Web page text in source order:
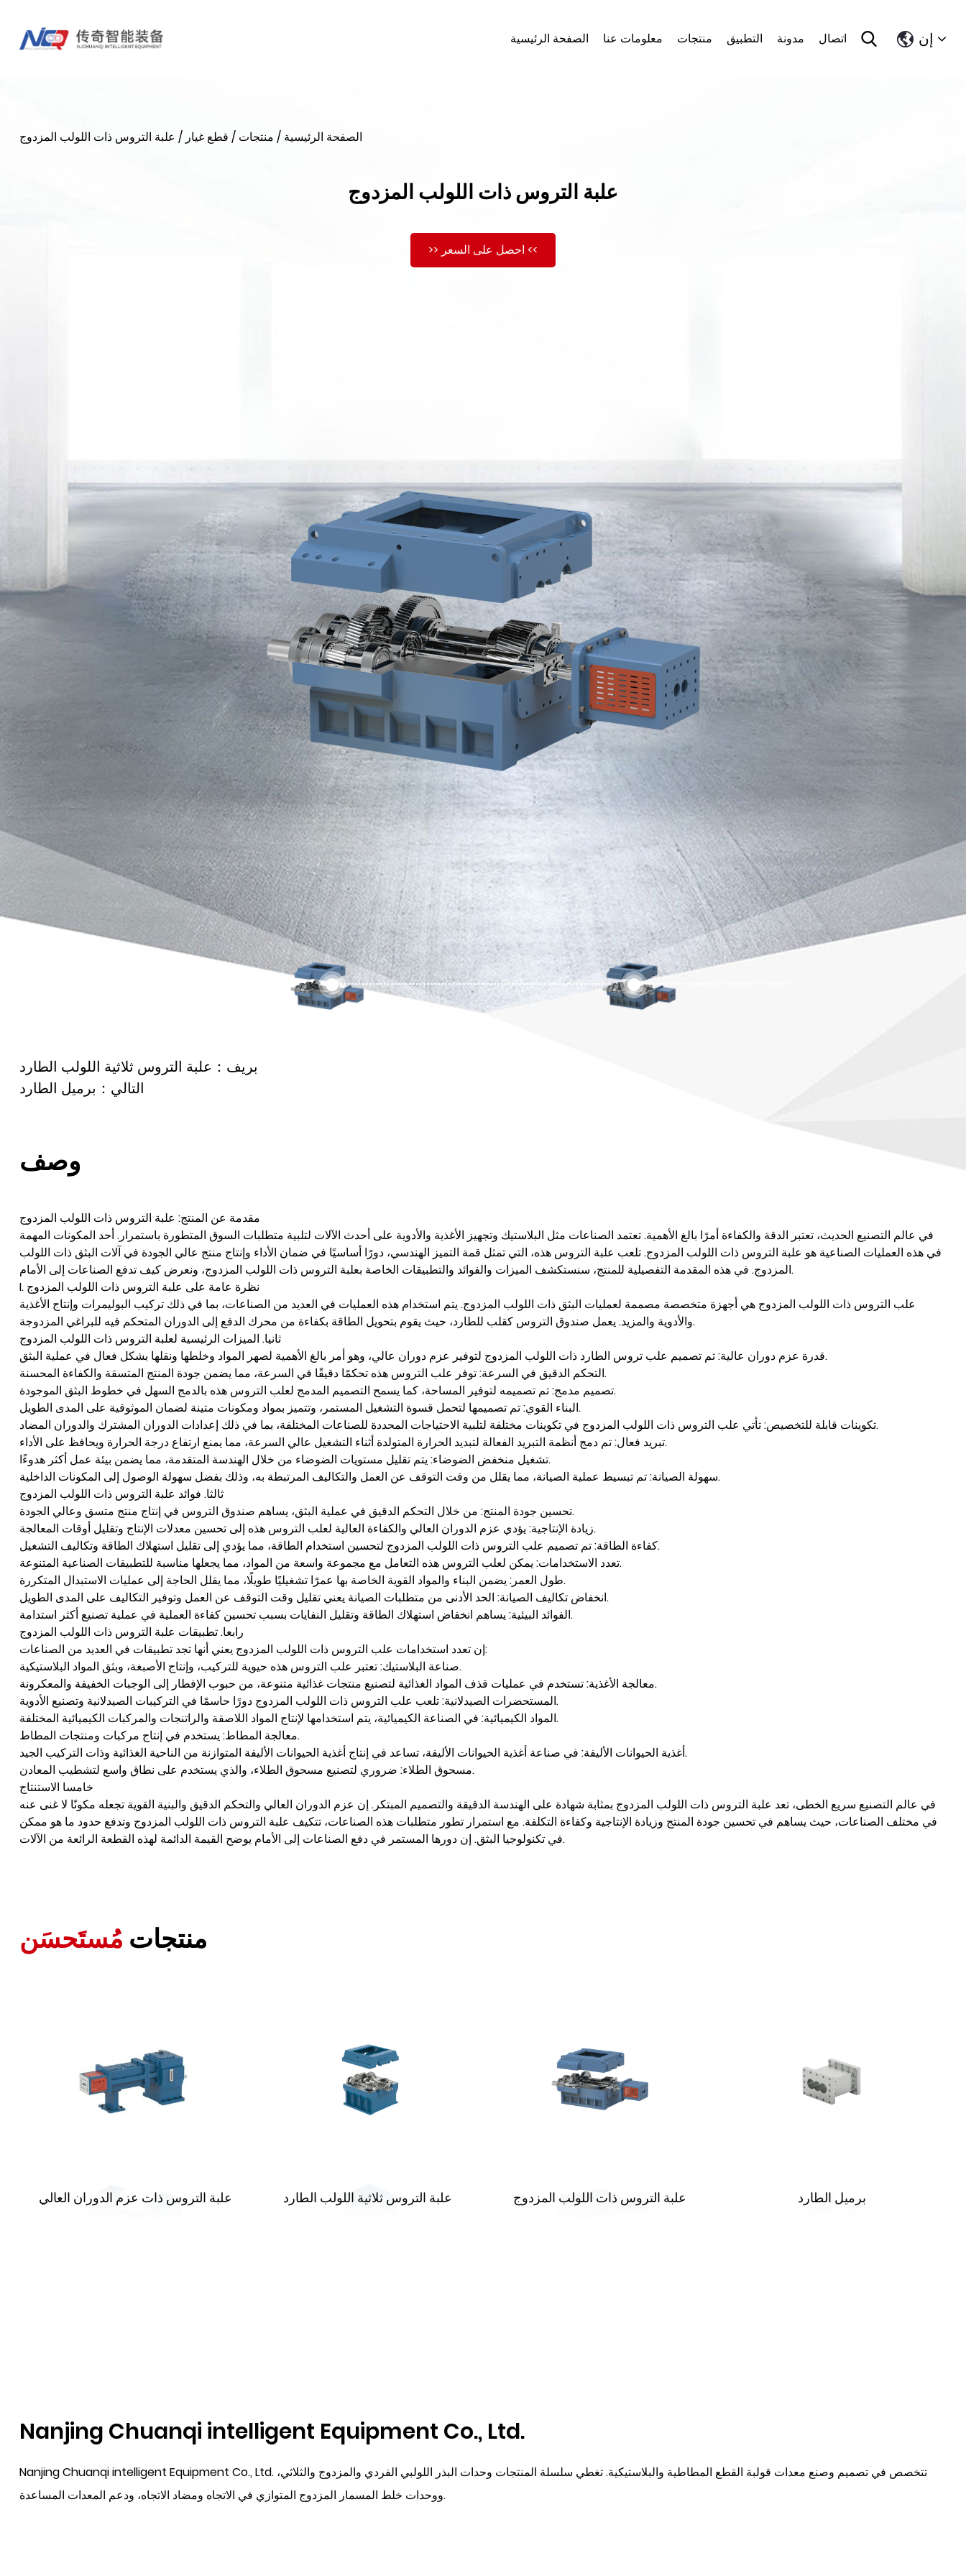
الصفحة الرئيسية معلومات عنا منتجات التطبيق مدونة اتصال إن
الصفحة الرئيسية / منتجات / قطع غيار / علبة التروس ذات اللولب المزدوج
علبة التروس ذات اللولب المزدوج
>> احصل على السعر <<
بريف：علبة التروس ثلاثية اللولب الطارد
التالي：برميل الطارد
وصف
مقدمة عن المنتج: علبة التروس ذات اللولب المزدوج
في عالم التصنيع الحديث، تعتبر الدقة والكفاءة أمرًا بالغ الأهمية. تعتمد الصناعات مثل البلاستيك وتجهيز الأغذية والأدوية على أحدث الآلات لتلبية متطلبات السوق المتطورة باستمرار. أحد المكونات المهمة
في هذه العمليات الصناعية هو علبة التروس ذات اللولب المزدوج. تلعب علبة التروس هذه، التي تمثل قمة التميز الهندسي، دورًا أساسيًا في ضمان الأداء وإنتاج منتج عالي الجودة في آلات البثق ذات اللولب
المزدوج. في هذه المقدمة التفصيلية للمنتج، سنستكشف الميزات والفوائد والتطبيقات الخاصة بعلبة التروس ذات اللولب المزدوج، ونعرض كيف تدفع الصناعات إلى الأمام.
I. نظرة عامة على علبة التروس ذات اللولب المزدوج
علب التروس ذات اللولب المزدوج هي أجهزة متخصصة مصممة لعمليات البثق ذات اللولب المزدوج. يتم استخدام هذه العمليات في العديد من الصناعات، بما في ذلك تركيب البوليمرات وإنتاج الأغذية
والأدوية والمزيد. يعمل صندوق التروس كقلب للطارد، حيث يقوم بتحويل الطاقة بكفاءة من محرك الدفع إلى الدوران المتحكم فيه للبراغي المزدوجة.
ثانيا. الميزات الرئيسية لعلبة التروس ذات اللولب المزدوج
قدرة عزم دوران عالية: تم تصميم علب تروس الطارد ذات اللولب المزدوج لتوفير عزم دوران عالي، وهو أمر بالغ الأهمية لصهر المواد وخلطها ونقلها بشكل فعال في عملية البثق.
التحكم الدقيق في السرعة: توفر علب التروس هذه تحكمًا دقيقًا في السرعة، مما يضمن جودة المنتج المتسقة والكفاءة المحسنة.
تصميم مدمج: تم تصميمه لتوفير المساحة، كما يسمح التصميم المدمج لعلب التروس هذه بالدمج السهل في خطوط البثق الموجودة.
البناء القوي: تم تصميمها لتحمل قسوة التشغيل المستمر، وتتميز بمواد ومكونات متينة لضمان الموثوقية على المدى الطويل.
تكوينات قابلة للتخصيص: تأتي علب التروس ذات اللولب المزدوج في تكوينات مختلفة لتلبية الاحتياجات المحددة للصناعات المختلفة، بما في ذلك إعدادات الدوران المشترك والدوران المضاد.
تبريد فعال: تم دمج أنظمة التبريد الفعالة لتبديد الحرارة المتولدة أثناء التشغيل عالي السرعة، مما يمنع ارتفاع درجة الحرارة ويحافظ على الأداء.
تشغيل منخفض الضوضاء: يتم تقليل مستويات الضوضاء من خلال الهندسة المتقدمة، مما يضمن بيئة عمل أكثر هدوءًا.
سهولة الصيانة: تم تبسيط عملية الصيانة، مما يقلل من وقت التوقف عن العمل والتكاليف المرتبطة به، وذلك بفضل سهولة الوصول إلى المكونات الداخلية.
ثالثا. فوائد علبة التروس ذات اللولب المزدوج
تحسين جودة المنتج: من خلال التحكم الدقيق في عملية البثق، يساهم صندوق التروس في إنتاج منتج متسق وعالي الجودة.
زيادة الإنتاجية: يؤدي عزم الدوران العالي والكفاءة العالية لعلب التروس هذه إلى تحسين معدلات الإنتاج وتقليل أوقات المعالجة.
كفاءة الطاقة: تم تصميم علب التروس ذات اللولب المزدوج لتحسين استخدام الطاقة، مما يؤدي إلى تقليل استهلاك الطاقة وتكاليف التشغيل.
تعدد الاستخدامات: يمكن لعلب التروس هذه التعامل مع مجموعة واسعة من المواد، مما يجعلها مناسبة للتطبيقات الصناعية المتنوعة.
طول العمر: يضمن البناء والمواد القوية الخاصة بها عمرًا تشغيليًا طويلًا، مما يقلل الحاجة إلى عمليات الاستبدال المتكررة.
انخفاض تكاليف الصيانة: الحد الأدنى من متطلبات الصيانة يعني تقليل وقت التوقف عن العمل وتوفير التكاليف على المدى الطويل.
الفوائد البيئية: يساهم انخفاض استهلاك الطاقة وتقليل النفايات بسبب تحسين كفاءة العملية في عملية تصنيع أكثر استدامة.
رابعا. تطبيقات علبة التروس ذات اللولب المزدوج
إن تعدد استخدامات علب التروس ذات اللولب المزدوج يعني أنها تجد تطبيقات في العديد من الصناعات:
صناعة البلاستيك: تعتبر علب التروس هذه حيوية للتركيب، وإنتاج الأصبغة، وبثق المواد البلاستيكية.
معالجة الأغذية: تستخدم في عمليات قذف المواد الغذائية لتصنيع منتجات غذائية متنوعة، من حبوب الإفطار إلى الوجبات الخفيفة والمعكرونة.
المستحضرات الصيدلانية: تلعب علب التروس ذات اللولب المزدوج دورًا حاسمًا في التركيبات الصيدلانية وتصنيع الأدوية.
المواد الكيميائية: في الصناعة الكيميائية، يتم استخدامها لإنتاج المواد اللاصقة والراتنجات والمركبات الكيميائية المختلفة.
معالجة المطاط: يستخدم في إنتاج مركبات ومنتجات المطاط.
أغذية الحيوانات الأليفة: في صناعة أغذية الحيوانات الأليفة، تساعد في إنتاج أغذية الحيوانات الأليفة المتوازنة من الناحية الغذائية وذات التركيب الجيد.
مسحوق الطلاء: ضروري لتصنيع مسحوق الطلاء، والذي يستخدم على نطاق واسع لتشطيب المعادن.
خامسا الاستنتاج
في عالم التصنيع سريع الخطى، تعد علبة التروس ذات اللولب المزدوج بمثابة شهادة على الهندسة الدقيقة والتصميم المبتكر. إن عزم الدوران العالي والتحكم الدقيق والبنية القوية تجعله مكونًا لا غنى عنه
في مختلف الصناعات، حيث يساهم في تحسين جودة المنتج وزيادة الإنتاجية وكفاءة التكلفة. مع استمرار تطور متطلبات هذه الصناعات، تتكيف علبة التروس ذات اللولب المزدوج وتدفع حدود ما هو ممكن
في تكنولوجيا البثق. إن دورها المستمر في دفع الصناعات إلى الأمام يوضح القيمة الدائمة لهذه القطعة الرائعة من الآلات.
منتجات مُستَحسَن
علبة التروس ذات عزم الدوران العالي علبة التروس ثلاثية اللولب الطارد علبة التروس ذات اللولب المزدوج برميل الطارد
Nanjing Chuanqi intelligent Equipment Co., Ltd.
Nanjing Chuanqi intelligent Equipment Co., Ltd. تتخصص في تصميم وصنع معدات قولبة القطع المطاطية والبلاستيكية. تغطي سلسلة المنتجات وحدات البذر اللولبي الفردي والمزدوج والثلاثي،
ووحدات خلط المسمار المزدوج المتوازي في الاتجاه ومضاد الاتجاه، ودعم المعدات المساعدة.